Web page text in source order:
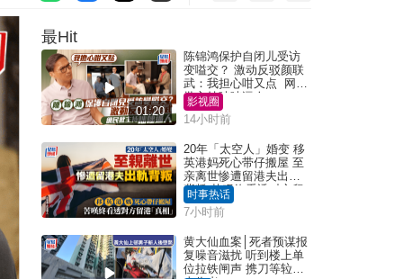
最Hit
01:20
陈锦鸿保护自闭儿受访
变嗌交？ 激动反驳颜联
武：我担心咁又点 网民
批主持咄咄逼人
影视圈
14小时前
20年「太空人」婚变 移
英港妈死心带仔搬屋 至
亲离世惨遭留港夫出轨
背叛 苦叹终看透对方留
港「真相」｜Juicy叮
时事热话
7小时前
黄大仙血案│死者预谋报
复噪音滋扰 听到楼上单
位拉铁闸声 携刀等䢂伏